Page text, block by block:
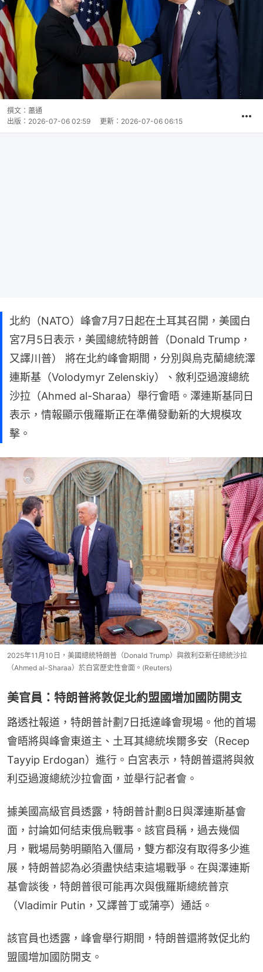
撰文： 蕭通
出版： 2026-07-06 02:59 更新： 2026-07-06 06:15
北約（NATO）峰會7月7日起在土耳其召開，美國白
宮7月5日表示，美國總統特朗普（Donald Trump，
又譯川普） 將在北約峰會期間，分別與烏克蘭總統澤
連斯基（Volodymyr Zelenskiy）、敘利亞過渡總統
沙拉（Ahmed al-Sharaa）舉行會晤。澤連斯基同日
表示，情報顯示俄羅斯正在準備發動新的大規模攻
擊。
2025年11月10日，美國總統特朗普（Donald Trump）與敘利亞新任總統沙拉
（Ahmed al-Sharaa）於白宮歷史性會面。(Reuters)
美官員：特朗普將敦促北約盟國增加國防開支
路透社報道，特朗普計劃7日抵達峰會現場。他的首場
會晤將與峰會東道主、土耳其總統埃爾多安（Recep
Tayyip Erdogan）進行。白宮表示，特朗普還將與敘
利亞過渡總統沙拉會面，並舉行記者會。
據美國高級官員透露，特朗普計劃8日與澤連斯基會
面，討論如何結束俄烏戰事。該官員稱，過去幾個
月，戰場局勢明顯陷入僵局，雙方都沒有取得多少進
展，特朗普認為必須盡快結束這場戰爭。在與澤連斯
基會談後，特朗普很可能再次與俄羅斯總統普京
（Vladimir Putin，又譯普丁或蒲亭）通話。
該官員也透露，峰會舉行期間，特朗普還將敦促北約
盟國增加國防開支。